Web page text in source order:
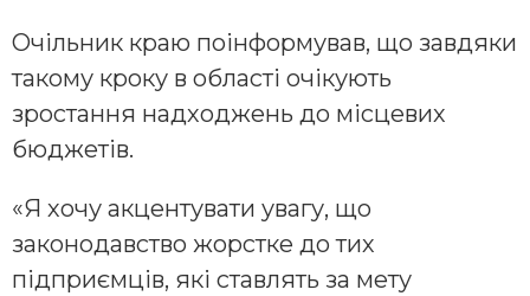
Очільник краю поінформував, що завдяки
такому кроку в області очікують
зростання надходжень до місцевих
бюджетів.
«Я хочу акцентувати увагу, що
законодавство жорстке до тих
підприємців, які ставлять за мету